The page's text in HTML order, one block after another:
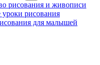
рисования и живописи
рисования
для малышей